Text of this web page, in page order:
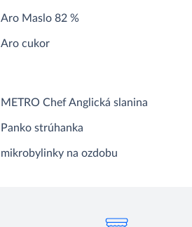
Aro Maslo 82 %
Aro cukor
METRO Chef Anglická slanina
Panko strúhanka
mikrobylinky na ozdobu